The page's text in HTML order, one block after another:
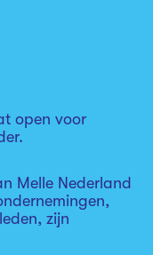
open voor
Melle Nederland
zijn